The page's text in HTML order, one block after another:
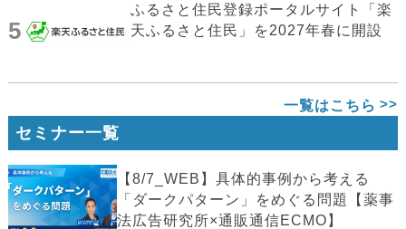
5
ふるさと住民登録ポータルサイト「楽
天ふるさと住民」を2027年春に開設
一覧はこちら
セミナー一覧
【8/7_WEB】具体的事例から考える
「ダークパターン」をめぐる問題【薬事
法広告研究所×通販通信ECMO】